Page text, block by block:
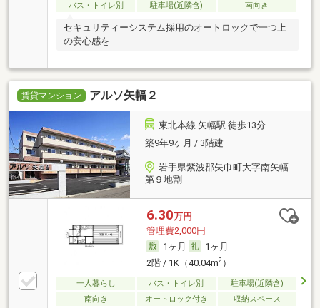
バス・トイレ別
駐車場(近隣含) 南向き
セキュリティーシステム採用のオートロックで一つ上
の安心感を
賃貸マンション アルソ矢幅２
東北本線 矢幅駅 徒歩13分
築9年9ヶ月 / 3階建
岩手県紫波郡矢巾町大字南矢幅
第９地割
6.30万円
管理費2,000円
1ヶ月
1ヶ月
2階 / 1K（40.04m2）
一人暮らし バス・トイレ別
駐車場(近隣含)
南向き
オートロック付き 収納スペース